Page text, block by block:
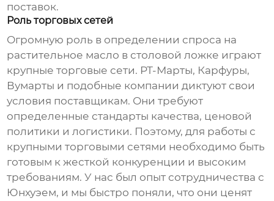
поставок.
Роль торговых сетей
Огромную роль в определении спроса на
растительное масло в столовой ложке играют
крупные торговые сети. РТ-Марты, Карфуры,
Вумарты и подобные компании диктуют свои
условия поставщикам. Они требуют
определенные стандарты качества, ценовой
политики и логистики. Поэтому, для работы с
крупными торговыми сетями необходимо быть
готовым к жесткой конкуренции и высоким
требованиям. У нас был опыт сотрудничества с
Юнхуэем, и мы быстро поняли, что они ценят